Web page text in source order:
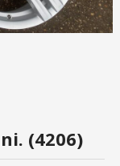
(4206)